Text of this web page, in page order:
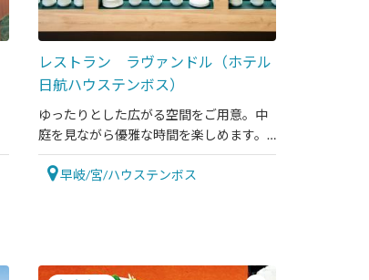
レストラン ラヴァンドル（ホテル
日航ハウステンボス）
ゆったりとした広がる空間をご用意。中
庭を見ながら優雅な時間を楽しめます。
ディナーでは佐世保名物レモンステーキ
をはじめ長崎県産の食材を使用したお料
早岐/宮/ハウステンボス